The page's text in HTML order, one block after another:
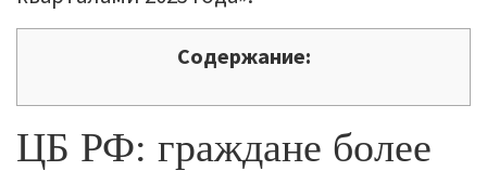
Содержание:
ЦБ РФ: граждане более